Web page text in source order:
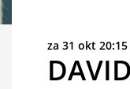
za 31 okt 20:15